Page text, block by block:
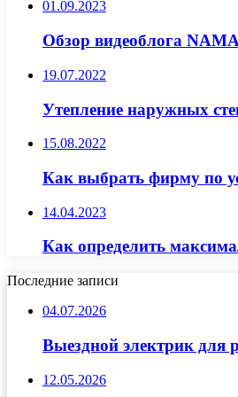
01.09.2023
Обзор видеоблога
19.07.2022
Утепление наружных
15.08.2022
Как выбрать фирму по
14.04.2023
Как определить
Последние записи
04.07.2026
Выездной электрик для
12.05.2026